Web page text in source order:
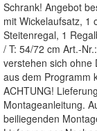
Schrank! Angebot
mit Wickelaufsatz, 1
Steitenregal, 1
/ T: 54/72 cm Art.-
verstehen sich ohne
aus dem Programm
ACHTUNG!
Montageanleitung.
beiliegenden